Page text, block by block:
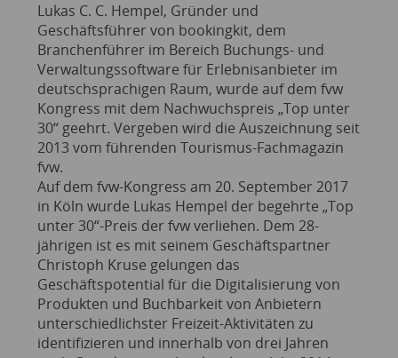
Lukas C. C. Hempel, Gründer und
Geschäftsführer von bookingkit, dem
Branchenführer im Bereich Buchungs- und
Verwaltungssoftware für Erlebnisanbieter im
deutschsprachigen Raum, wurde auf dem fvw
Kongress mit dem Nachwuchspreis „Top unter
30“ geehrt. Vergeben wird die Auszeichnung seit
2013 vom führenden Tourismus-Fachmagazin
fvw.
Auf dem fvw-Kongress am 20. September 2017
in Köln wurde Lukas Hempel der begehrte „Top
unter 30“-Preis der fvw verliehen. Dem 28-
jährigen ist es mit seinem Geschäftspartner
Christoph Kruse gelungen das
Geschäftspotential für die Digitalisierung von
Produkten und Buchbarkeit von Anbietern
unterschiedlichster Freizeit-Aktivitäten zu
identifizieren und innerhalb von drei Jahren